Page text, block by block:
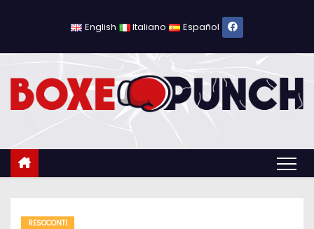
c
English Italiano Español
RESOCONTI